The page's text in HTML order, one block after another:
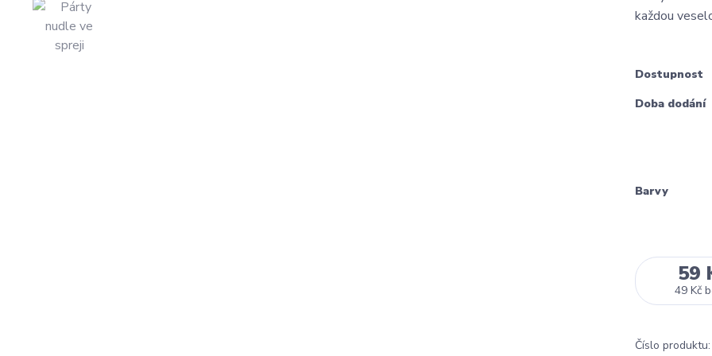
každou
Dostupnost
Doba dodání
Barvy
59
49 Kč
Číslo produktu: